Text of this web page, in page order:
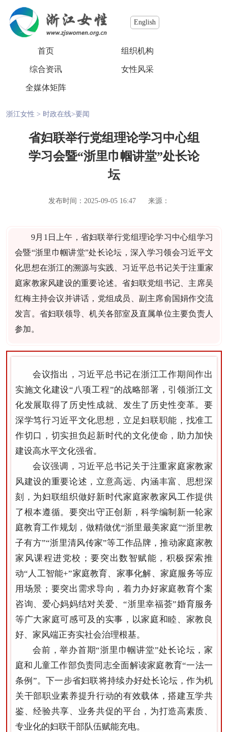
English
首页 组织机构
综合资讯 女性风采
全媒体矩阵
浙江女性 > 时政在线>要闻
省妇联举行党组理论学习中心组
学习会暨“浙里巾帼讲堂”处长论
坛
发布时间：2025-09-05 16:47 来源：
9月1日上午，省妇联举行党组理论学习中心组学习
会暨“浙里巾帼讲堂”处长论坛，深入学习领会习近平文
化思想在浙江的溯源与实践、习近平总书记关于注重家
庭家教家风建设的重要论述。省妇联党组书记、主席吴
红梅主持会议并讲话，党组成员、副主席俞国娟作交流
发言。省妇联领导、机关各部室及直属单位主要负责人
参加。
会议指出，习近平总书记在浙江工作期间作出
实施文化建设“八项工程”的战略部署，引领浙江文
化发展取得了历史性成就、发生了历史性变革。要
深学笃行习近平文化思想，立足妇联职能，找准工
作切口，切实担负起新时代的文化使命，助力加快
建设高水平文化强省。
会议强调，习近平总书记关于注重家庭家教家
风建设的重要论述，立意高远、内涵丰富、思想深
刻，为妇联组织做好新时代家庭家教家风工作提供
了根本遵循。要突出守正创新，科学编制新一轮家
庭教育工作规划，做精做优“浙里最美家庭”“浙里教
子有方”“浙里清风传家”等工作品牌，推动家庭家教
家风课程进党校；要突出数智赋能，积极探索推
动“人工智能+”家庭教育、家事化解、家庭服务等应
用场景；要突出需求导向，着力办好家庭教育个案
咨询、爱心妈妈结对关爱、“浙里幸福荟”婚育服务
等广大家庭可感可及的实事，以家庭和睦、家教良
好、家风端正夯实社会治理根基。
会前，举办首期“浙里巾帼讲堂”处长论坛，家
庭和儿童工作部负责同志全面解读家庭教育“一法一
条例”。下一步省妇联将持续办好处长论坛，作为机
关干部职业素养提升行动的有效载体，搭建互学共
鉴、经验共享、业务共促的平台，为打造高素质、
专业化的妇联干部队伍赋能充电。